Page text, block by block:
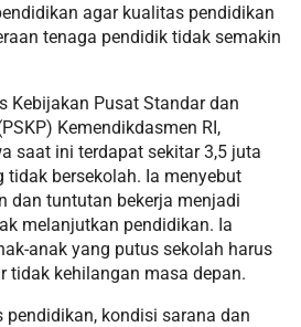
agar kualitas pendidikan
tenaga pendidik tidak semakin
Kebijakan Pusat Standar dan
Kemendikdasmen RI,
saat ini terdapat sekitar 3,5 juta
tidak bersekolah. Ia menyebut
dan tuntutan bekerja menjadi
melanjutkan pendidikan. Ia
anak yang putus sekolah harus
tidak kehilangan masa depan.
pendidikan, kondisi sarana dan